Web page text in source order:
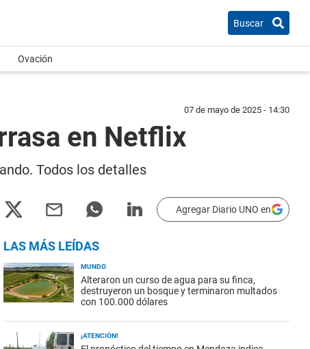
Buscar
Ovación
07 de mayo de 2025 - 14:30
en Netflix
Todos los detalles
Agregar Diario UNO en
LAS MÁS LEÍDAS
MUNDO
Alteraron un curso de agua para su finca,
destruyeron un bosque y terminaron multados
con 100.000 dólares
¡ATENCIÓN!